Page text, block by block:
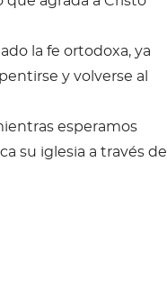
la fe ortodoxa, ya
y volverse al
esperamos
su iglesia a través de